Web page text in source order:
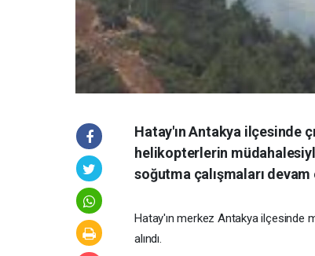
Hatay'ın Antakya ilçesinde
helikopterlerin
soğutma çalışmaları
Hatay'ın merkez Antakya ilçesinde
alındı.